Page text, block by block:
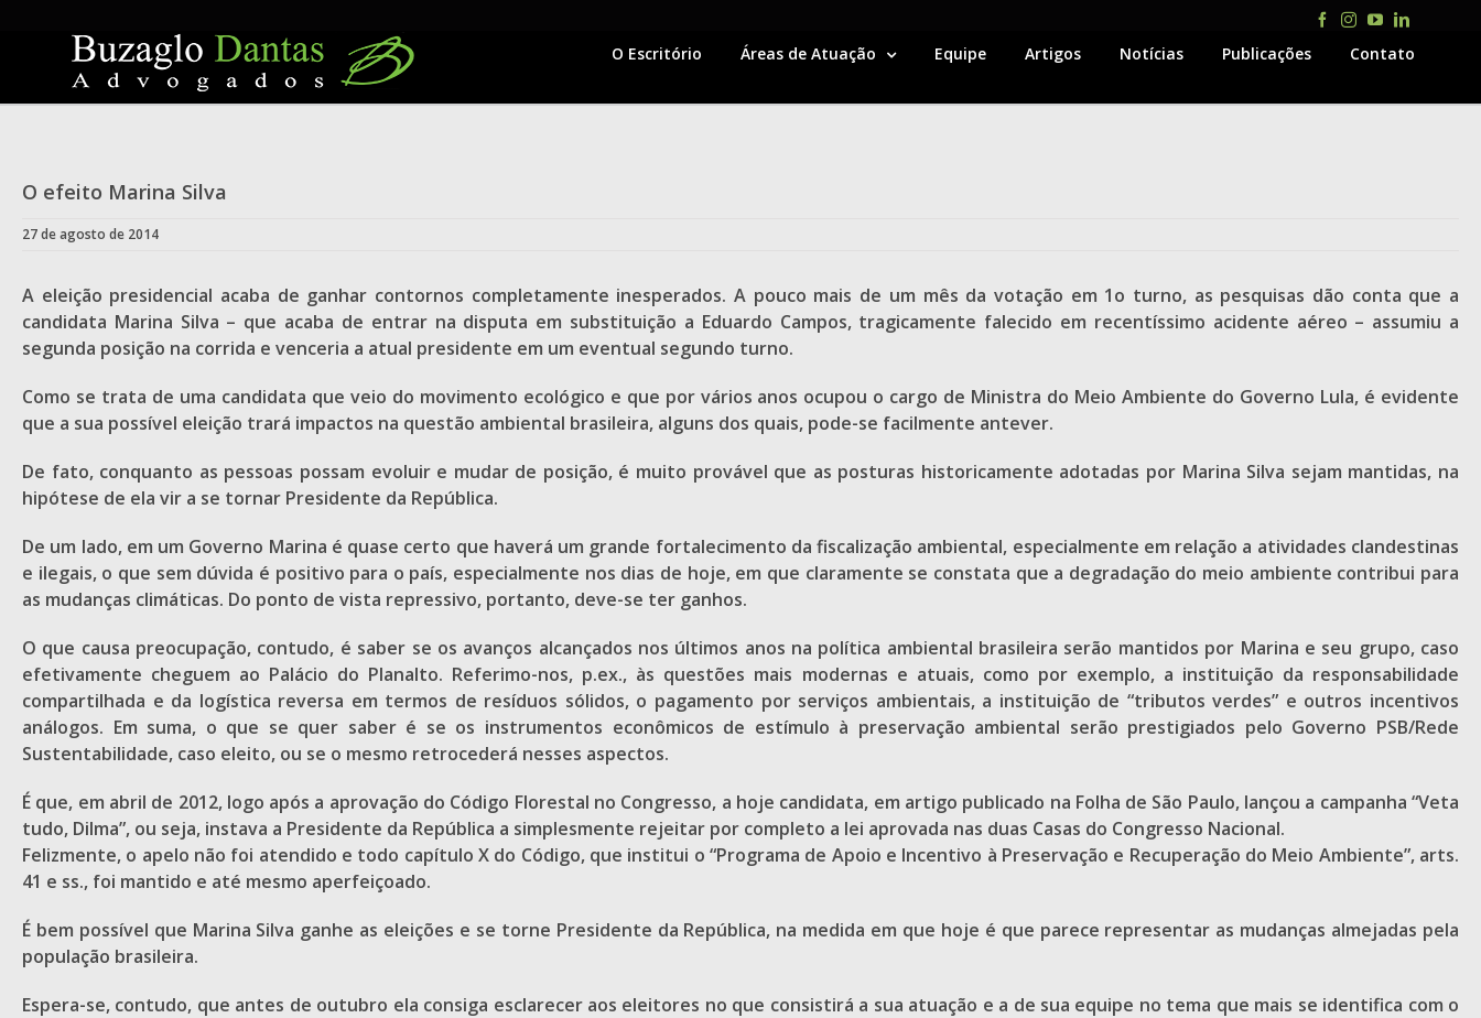
Facebook
Instagram
YouTubeLinkedIn
O Escritório Áreas de Atuação Equipe Artigos Notícias Publicações Contato
O efeito Marina Silva
27 de agosto de 2014
A eleição presidencial acaba de ganhar contornos completamente inesperados. A pouco mais de um mês da votação em 1o turno, as pesquisas dão conta que a
candidata Marina Silva – que acaba de entrar na disputa em substituição a Eduardo Campos, tragicamente falecido em recentíssimo acidente aéreo – assumiu a
segunda posição na corrida e venceria a atual presidente em um eventual segundo turno.
Como se trata de uma candidata que veio do movimento ecológico e que por vários anos ocupou o cargo de Ministra do Meio Ambiente do Governo Lula, é evidente
que a sua possível eleição trará impactos na questão ambiental brasileira, alguns dos quais, pode-se facilmente antever.
De fato, conquanto as pessoas possam evoluir e mudar de posição, é muito provável que as posturas historicamente adotadas por Marina Silva sejam mantidas, na
hipótese de ela vir a se tornar Presidente da República.
De um lado, em um Governo Marina é quase certo que haverá um grande fortalecimento da fiscalização ambiental, especialmente em relação a atividades clandestinas
e ilegais, o que sem dúvida é positivo para o país, especialmente nos dias de hoje, em que claramente se constata que a degradação do meio ambiente contribui para
as mudanças climáticas. Do ponto de vista repressivo, portanto, deve-se ter ganhos.
O que causa preocupação, contudo, é saber se os avanços alcançados nos últimos anos na política ambiental brasileira serão mantidos por Marina e seu grupo, caso
efetivamente cheguem ao Palácio do Planalto. Referimo-nos, p.ex., às questões mais modernas e atuais, como por exemplo, a instituição da responsabilidade
compartilhada e da logística reversa em termos de resíduos sólidos, o pagamento por serviços ambientais, a instituição de “tributos verdes” e outros incentivos
análogos. Em suma, o que se quer saber é se os instrumentos econômicos de estímulo à preservação ambiental serão prestigiados pelo Governo PSB/Rede
Sustentabilidade, caso eleito, ou se o mesmo retrocederá nesses aspectos.
É que, em abril de 2012, logo após a aprovação do Código Florestal no Congresso, a hoje candidata, em artigo publicado na Folha de São Paulo, lançou a campanha “Veta
tudo, Dilma”, ou seja, instava a Presidente da República a simplesmente rejeitar por completo a lei aprovada nas duas Casas do Congresso Nacional.
Felizmente, o apelo não foi atendido e todo capítulo X do Código, que institui o “Programa de Apoio e Incentivo à Preservação e Recuperação do Meio Ambiente”, arts.
41 e ss., foi mantido e até mesmo aperfeiçoado.
É bem possível que Marina Silva ganhe as eleições e se torne Presidente da República, na medida em que hoje é que parece representar as mudanças almejadas pela
população brasileira.
Espera-se, contudo, que antes de outubro ela consiga esclarecer aos eleitores no que consistirá a sua atuação e a de sua equipe no tema que mais se identifica com o